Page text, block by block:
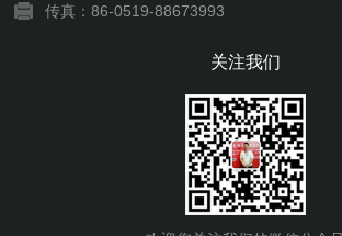
传真：86-0519-88673993
关注我们